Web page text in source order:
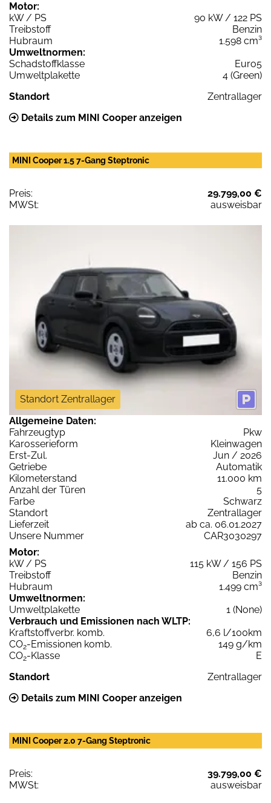
Motor:
kW / PS
90 kW / 122 PS
Treibstoff
Benzin
Hubraum
1.598 cm³
Umweltnormen:
Schadstoffklasse
Euro5
Umweltplakette
4 (Green)
Standort
Zentrallager
Details zum MINI Cooper anzeigen
MINI Cooper 1.5 7-Gang Steptronic
Preis:
29.799,00 €
MWSt:
ausweisbar
Standort Zentrallager
Allgemeine Daten:
Fahrzeugtyp
Pkw
Karosserieform
Kleinwagen
Erst-Zul.
Jun / 2026
Getriebe
Automatik
Kilometerstand
11.000 km
Anzahl der Türen
5
Farbe
Schwarz
Standort
Zentrallager
Lieferzeit
ab ca. 06.01.2027
Unsere Nummer
CAR3030297
Motor:
kW / PS
115 kW / 156 PS
Treibstoff
Benzin
Hubraum
1.499 cm³
Umweltnormen:
Umweltplakette
1 (None)
Verbrauch und Emissionen nach WLTP:
Kraftstoffverbr. komb.
6,6 l/100km
CO2-Emissionen komb.
149 g/km
CO2-Klasse
E
Standort
Zentrallager
Details zum MINI Cooper anzeigen
MINI Cooper 2.0 7-Gang Steptronic
Preis:
39.799,00 €
MWSt:
ausweisbar